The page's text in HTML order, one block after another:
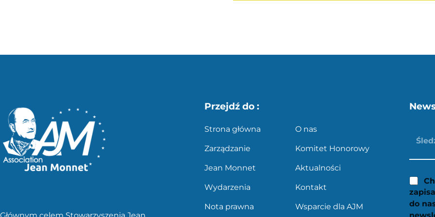
Przejdź do :
Strona główna O nas
Zarządzanie Komitet Honorowy
Jean Monnet Aktualności
Wydarzenia Kontakt
Nota prawna Wsparcie dla AJM
do